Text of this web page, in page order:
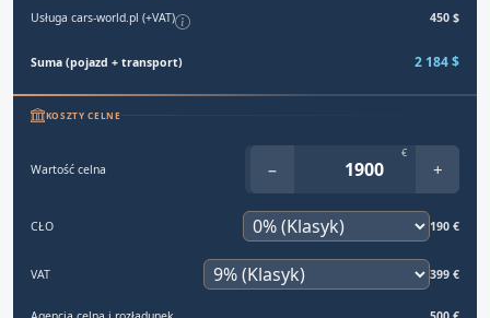
Usługa cars-world.pl (+VAT) 450 $
Suma (pojazd + transport) 2 184 $
KOSZTY CELNE
Wartość celna −
€
+
CŁO 190 €
VAT 399 €